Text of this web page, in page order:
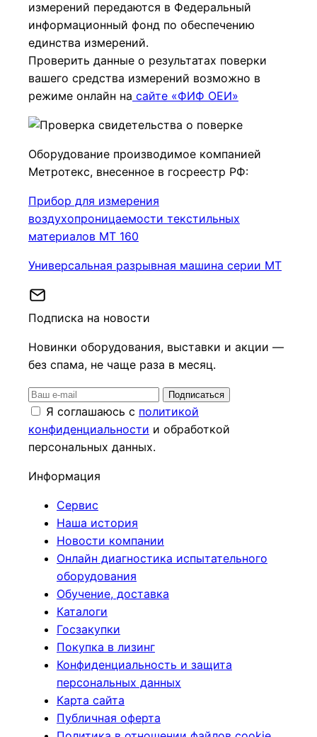
измерений передаются в Федеральный
информационный фонд по обеспечению
единства измерений.
Проверить данные о результатах поверки
вашего средства измерений возможно в
режиме онлайн на сайте «ФИФ ОЕИ»
Оборудование производимое компанией
Метротекс, внесенное в госреестр РФ:
Прибор для измерения
воздухопроницаемости текстильных
материалов МТ 160
Универсальная разрывная машина серии МТ
Подписка на новости
Новинки оборудования, выставки и акции —
без спама, не чаще раза в месяц.
Подписаться
Я соглашаюсь с политикой
конфиденциальности и обработкой
персональных данных.
Информация
Сервис
Наша история
Новости компании
Онлайн диагностика испытательного
оборудования
Обучение, доставка
Каталоги
Госзакупки
Покупка в лизинг
Конфиденциальность и защита
персональных данных
Карта сайта
Публичная оферта